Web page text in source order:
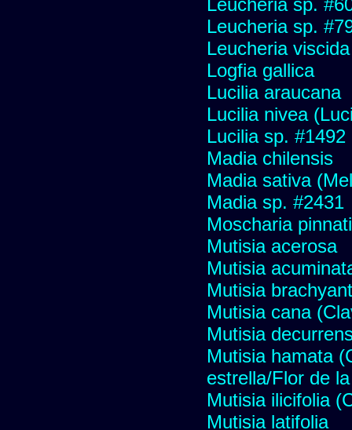
Leucheria sp.
Leucheria sp.
Leucheria viscida
Logfia gallica
Lucilia araucana
Lucilia nivea
Lucilia sp. #1492
Madia chilensis
Madia sativa
Madia sp. #2431
Moscharia
Mutisia acerosa
Mutisia
Mutisia
Mutisia cana
Mutisia
Mutisia hamata
estrella/Flor de
Mutisia ilicifolia
Mutisia latifolia